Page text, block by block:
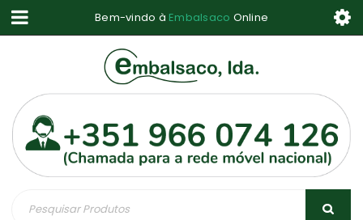
Bem-vindo à Embalsaco Online